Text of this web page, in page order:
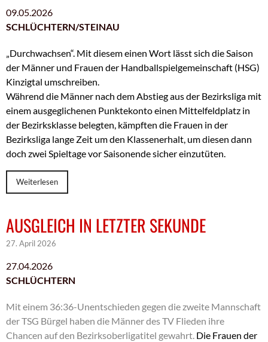
09.05.2026
SCHLÜCHTERN/STEINAU
„Durchwachsen“. Mit diesem einen Wort lässt sich die Saison
der Männer und Frauen der Handballspielgemeinschaft (HSG)
Kinzigtal umschreiben.
Während die Männer nach dem Abstieg aus der Bezirksliga mit
einem ausgeglichenen Punktekonto einen Mittelfeldplatz in
der Bezirksklasse belegten, kämpften die Frauen in der
Bezirksliga lange Zeit um den Klassenerhalt, um diesen dann
doch zwei Spieltage vor Saisonende sicher einzutüten.
Weiterlesen
AUSGLEICH IN LETZTER SEKUNDE
27. April 2026
27.04.2026
SCHLÜCHTERN
Mit einem 36:36-Unentschieden gegen die zweite Mannschaft
der TSG Bürgel haben die Männer des TV Flieden ihre
Chancen auf den Bezirksoberligatitel gewahrt. Die Frauen der